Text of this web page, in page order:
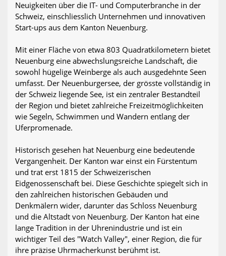
Neuigkeiten über die IT- und Computerbranche in der
Schweiz, einschliesslich Unternehmen und innovativen
Start-ups aus dem Kanton Neuenburg.
Mit einer Fläche von etwa 803 Quadratkilometern bietet
Neuenburg eine abwechslungsreiche Landschaft, die
sowohl hügelige Weinberge als auch ausgedehnte Seen
umfasst. Der Neuenburgersee, der grösste vollständig in
der Schweiz liegende See, ist ein zentraler Bestandteil
der Region und bietet zahlreiche Freizeitmöglichkeiten
wie Segeln, Schwimmen und Wandern entlang der
Uferpromenade.
Historisch gesehen hat Neuenburg eine bedeutende
Vergangenheit. Der Kanton war einst ein Fürstentum
und trat erst 1815 der Schweizerischen
Eidgenossenschaft bei. Diese Geschichte spiegelt sich in
den zahlreichen historischen Gebäuden und
Denkmälern wider, darunter das Schloss Neuenburg
und die Altstadt von Neuenburg. Der Kanton hat eine
lange Tradition in der Uhrenindustrie und ist ein
wichtiger Teil des "Watch Valley", einer Region, die für
ihre präzise Uhrmacherkunst berühmt ist.